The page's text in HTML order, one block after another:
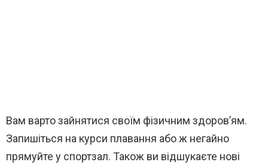
Вам варто зайнятися своїм фізичним здоров’ям.
Запишіться на курси плавання або ж негайно
прямуйте у спортзал. Також ви відшукаєте нові